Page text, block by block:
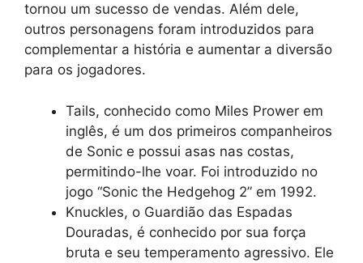
tornou um sucesso de vendas. Além dele,
outros personagens foram introduzidos para
complementar a história e aumentar a diversão
para os jogadores.
Tails, conhecido como Miles Prower em
inglês, é um dos primeiros companheiros
de Sonic e possui asas nas costas,
permitindo-lhe voar. Foi introduzido no
jogo “Sonic the Hedgehog 2” em 1992.
Knuckles, o Guardião das Espadas
Douradas, é conhecido por sua força
bruta e seu temperamento agressivo. Ele